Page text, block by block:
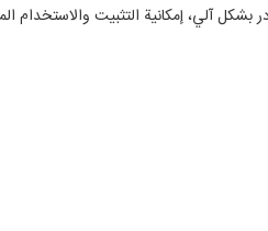
بشكل آلي، إمكانية التثبيت والاستخدام